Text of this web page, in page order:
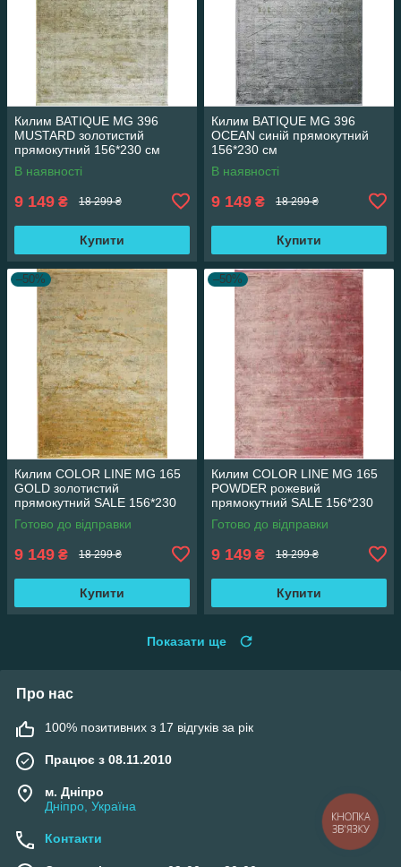
Килим BATIQUE MG 396
MUSTARD золотистий
прямокутний 156*230 см
В наявності
9 149 ₴ 18 299 ₴
Купити
Килим BATIQUE MG 396
OCEAN синій прямокутний
156*230 см
В наявності
9 149 ₴ 18 299 ₴
Купити
–50%
Килим COLOR LINE MG 165
GOLD золотистий
прямокутний SALE 156*230
см
Готово до відправки
9 149 ₴ 18 299 ₴
Купити
–50%
Килим COLOR LINE MG 165
POWDER рожевий
прямокутний SALE 156*230
см
Готово до відправки
9 149 ₴ 18 299 ₴
Купити
Показати ще
Про нас
100% позитивних з 17 відгуків за рік
Працює з 08.11.2010
м. Дніпро
Дніпро, Україна
Контакти
КНОПКА
ЗВ'ЯЗКУ